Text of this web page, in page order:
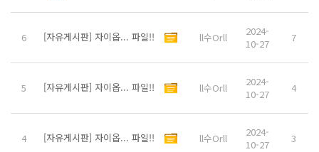
6 [자유게시판] 자이옵... 파일!! ll수Orll
2024-
10-27
7
5 [자유게시판] 자이옵... 파일!! ll수Orll
2024-
10-27
4
4 [자유게시판] 자이옵... 파일!! ll수Orll
2024-
10-27
3